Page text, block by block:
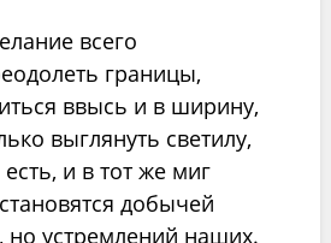
всего
границы,
ввысь и в ширину,
выглянуть светилу,
и в тот же миг
добычей
но устремлений наших.